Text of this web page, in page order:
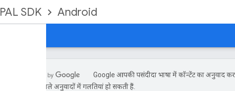
PAL SDK Android
Google आपकी पसंदीदा भाषा में कॉन्टेंट का अनुवाद
एआई से मिले अनुवादों में गलतियां हो सकती हैं.